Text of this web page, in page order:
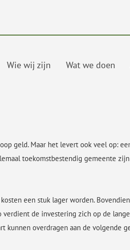
Wie wij zijn Wat we doen
geld. Maar het levert ook veel op:
toekomstbestendig gemeente
een stuk lager worden.
de investering zich op de
kunnen overdragen aan de volgende